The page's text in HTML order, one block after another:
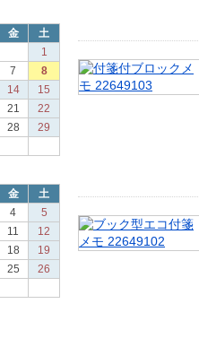
金
土
1
7
8
14
15
21
22
28
29
金
土
4
5
11
12
18
19
25
26